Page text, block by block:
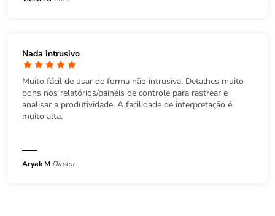
Nada intrusivo
Muito fácil de usar de forma não intrusiva. Detalhes muito
bons nos relatórios/painéis de controle para rastrear e
analisar a produtividade. A facilidade de interpretação é
muito alta.
Aryak M Diretor